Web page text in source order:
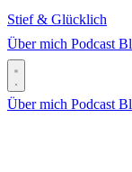
Stief & Glücklich
Über mich Podcast
Über mich Podcast